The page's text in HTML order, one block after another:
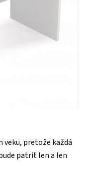
veku, pretože každá
patriť len a len